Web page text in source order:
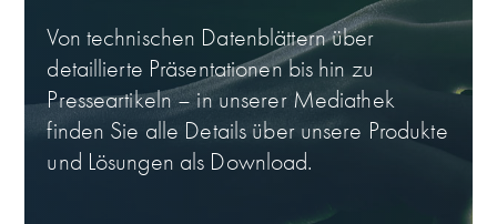
Von technischen Datenblättern über
detaillierte Präsentationen bis hin zu
Presseartikeln – in unserer Mediathek
finden Sie alle Details über unsere Produkte
und Lösungen als Download.